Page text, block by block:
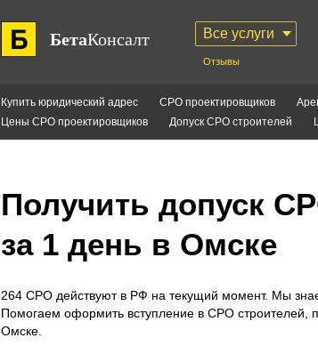
БетаКонсалт Все услуги
Отзывы
Купить юридический адрес СРО проектировщиков
Цены СРО проектировщиков
Допуск СРО строителей
Получить допуск
за 1 день в Омске
264 СРО действуют в РФ на текущий момент. Мы
Помогаем оформить вступление в СРО строителей,
Омске.